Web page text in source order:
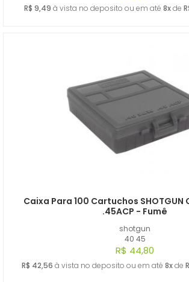
R$ 9,49 à vista no deposito ou em até 8xde
shotgun
40 45
Caixa Para 100 Cartuchos SHOTGUN
.45ACP - Fumê
R$ 44,80
R$ 42,56 à vista no deposito ou em até 8xde